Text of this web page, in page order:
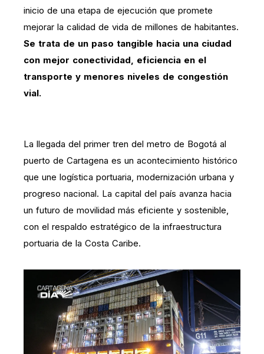
inicio de una etapa de ejecución que promete
mejorar la calidad de vida de millones de habitantes.
Se trata de un paso tangible hacia una ciudad
con mejor conectividad, eficiencia en el
transporte y menores niveles de congestión
vial.
La llegada del primer tren del metro de Bogotá al
puerto de Cartagena es un acontecimiento histórico
que une logística portuaria, modernización urbana y
progreso nacional. La capital del país avanza hacia
un futuro de movilidad más eficiente y sostenible,
con el respaldo estratégico de la infraestructura
portuaria de la Costa Caribe.